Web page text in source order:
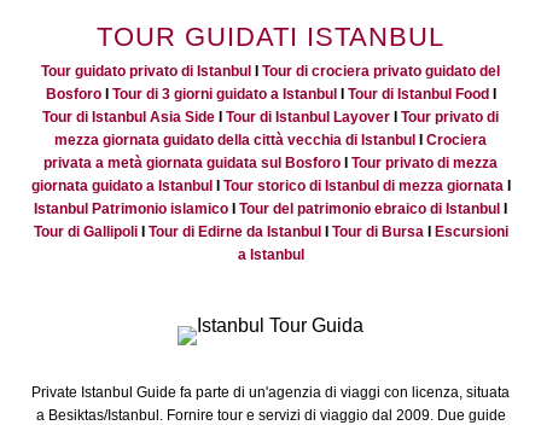
TOUR GUIDATI ISTANBUL
Tour guidato privato di Istanbul
Tour di crociera privato guidato del
BosforoI Tour di 3 giorni guidato a Istanbul Tour di Istanbul Food
Tour di Istanbul Asia Side
Tour di Istanbul Layover
Tour privato di
mezza giornata guidato della città vecchia di Istanbul
Crociera
privata a metà giornata guidata sul Bosforo
Tour privato di mezza
giornata guidato a Istanbul
Tour storico di Istanbul di mezza giornataI
Istanbul Patrimonio islamico
Tour del patrimonio ebraico di Istanbul
Tour di GallipoliI Tour di Edirne da Istanbul Tour di Bursa
Escursioni
a Istanbul
Private Istanbul Guide fa parte di un'agenzia di viaggi con licenza, situata
a Besiktas/Istanbul. Fornire tour e servizi di viaggio dal 2009. Due guide